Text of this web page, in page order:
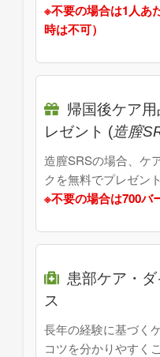
※不要の場合は1人あ
時は不可）
帰国後ケア
レゼント (造膣
造膣SRSの場合、ケ
クを無料でプレゼン
※不要の場合は700バ
患部ケア・
ス
長年の経験に基づく
コツを分かりやすく